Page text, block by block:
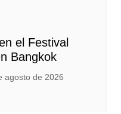
el Festival
Bangkok
agosto de 2026